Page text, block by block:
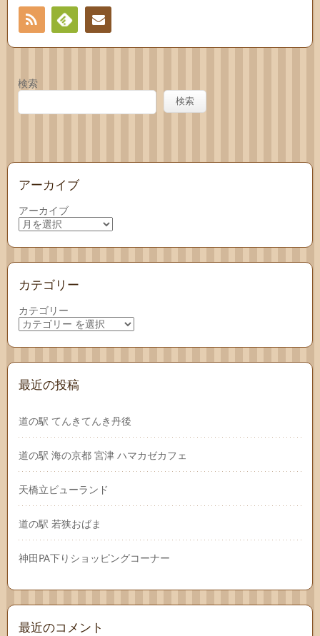
RSS
Feedlyお問
検索
検索
アーカイブ
アーカイブ
カテゴリー
カテゴリー
最近の投稿
道の駅 てんきてんき丹後
道の駅 海の京都 宮津 ハマカゼカフェ
天橋立ビューランド
道の駅 若狭おばま
神田PA下りショッピングコーナー
最近のコメント